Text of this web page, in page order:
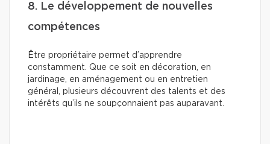
8. Le développement de nouvelles
compétences
Être propriétaire permet d’apprendre
constamment. Que ce soit en décoration, en
jardinage, en aménagement ou en entretien
général, plusieurs découvrent des talents et des
intérêts qu’ils ne soupçonnaient pas auparavant.